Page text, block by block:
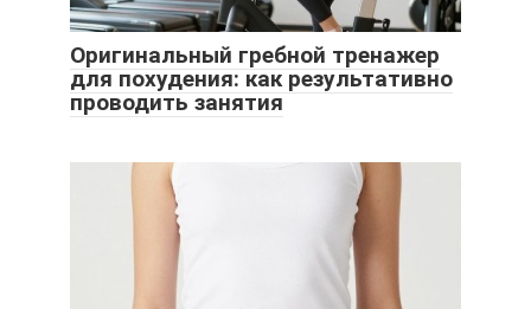
Оригинальный гребной тренажер
для похудения: как результативно
проводить занятия